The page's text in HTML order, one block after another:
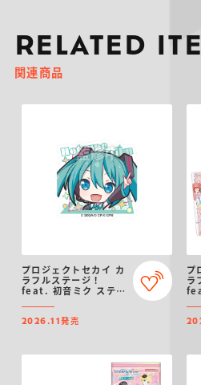
RELATED
関連商品
プロジェクトセカイ カ
ラフルステージ！
feat. 初音ミク ステッ
2026.11発売
プ
ラ